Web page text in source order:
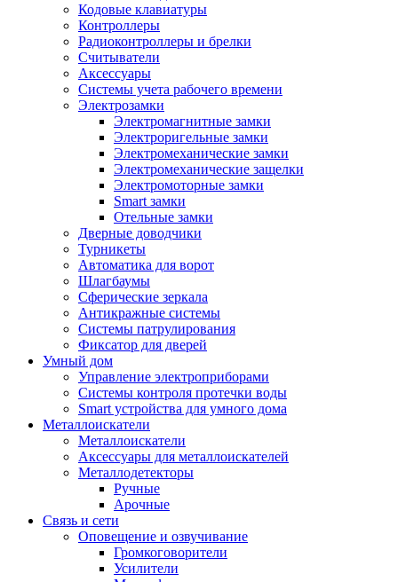
Кодовые клавиатуры
Контроллеры
Радиоконтроллеры и брелки
Считыватели
Аксессуары
Системы учета рабочего времени
Электрозамки
Электромагнитные замки
Электроригельные замки
Электромеханические замки
Электромеханические защелки
Электромоторные замки
Smart замки
Отельные замки
Дверные доводчики
Турникеты
Автоматика для ворот
Шлагбаумы
Сферические зеркала
Антикражные системы
Системы патрулирования
Фиксатор для дверей
Умный дом
Управление электроприборами
Системы контроля протечки воды
Smart устройства для умного дома
Металлоискатели
Металлоискатели
Аксессуары для металлоискателей
Металлодетекторы
Ручные
Арочные
Связь и сети
Оповещение и озвучивание
Громкоговорители
Усилители